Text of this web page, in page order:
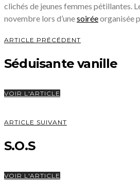
clichés de jeunes femmes pétillantes.
novembre lors d’unesoiréeorganisée
ARTICLE PRÉCÉDENT
Séduisante vanille
VOIR L'ARTICLE
ARTICLE SUIVANT
S.O.S
VOIR L'ARTICLE